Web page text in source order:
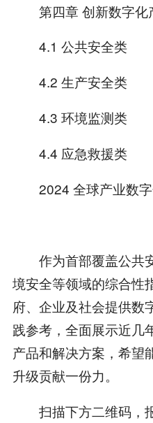
第四章 创新数字化
4.1 公共安全类
4.2 生产安全类
4.3 环境监测类
4.4 应急救援类
2024 全球产业数字
作为首部覆盖公共
境安全等领域的综合性
府、企业及社会提供数
践参考，全面展示近几
产品和解决方案，希望
升级贡献一份力。
扫描下方二维码，